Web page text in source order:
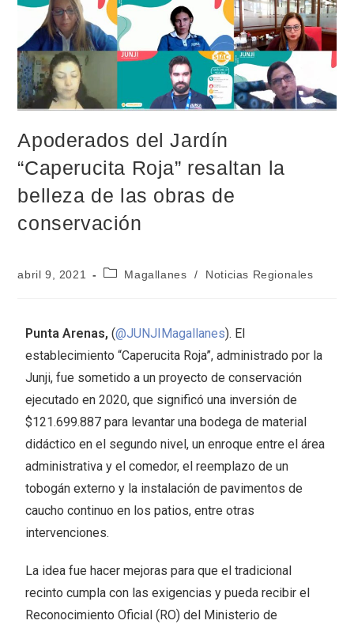
Apoderados del Jardín
“Caperucita Roja” resaltan la
belleza de las obras de
conservación
abril 9, 2021 Magallanes / Noticias Regionales
Punta Arenas, (@JUNJIMagallanes). El
establecimiento “Caperucita Roja”, administrado por la
Junji, fue sometido a un proyecto de conservación
ejecutado en 2020, que significó una inversión de
$121.699.887 para levantar una bodega de material
didáctico en el segundo nivel, un enroque entre el área
administrativa y el comedor, el reemplazo de un
tobogán externo y la instalación de pavimentos de
caucho continuo en los patios, entre otras
intervenciones.
La idea fue hacer mejoras para que el tradicional
recinto cumpla con las exigencias y pueda recibir el
Reconocimiento Oficial (RO) del Ministerio de